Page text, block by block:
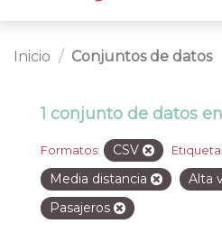
Inicio Conjuntos de datos
1 conjunto de datos
Formatos: CSV
Media distancia
Alta
Pasajeros